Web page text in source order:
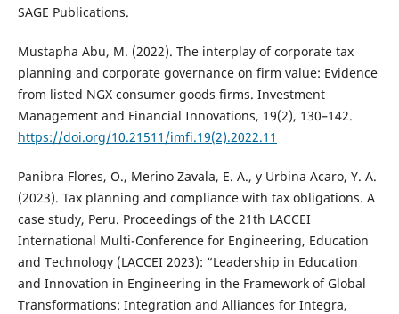
SAGE Publications.
Mustapha Abu, M. (2022). The interplay of corporate tax
planning and corporate governance on firm value: Evidence
from listed NGX consumer goods firms. Investment
Management and Financial Innovations, 19(2), 130–142.
https://doi.org/10.21511/imfi.19(2).2022.11
Panibra Flores, O., Merino Zavala, E. A., y Urbina Acaro, Y. A.
(2023). Tax planning and compliance with tax obligations. A
case study, Peru. Proceedings of the 21th LACCEI
International Multi-Conference for Engineering, Education
and Technology (LACCEI 2023): “Leadership in Education
and Innovation in Engineering in the Framework of Global
Transformations: Integration and Alliances for Integra,